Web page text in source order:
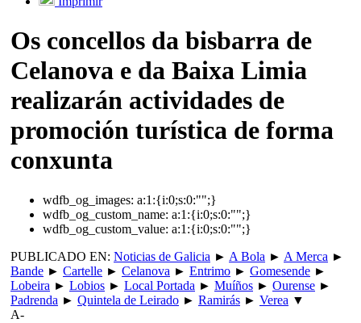
Os concellos da bisbarra de
Celanova e da Baixa Limia
realizarán actividades de
promoción turística de forma
conxunta
wdfb_og_images: a:1:{i:0;s:0:"";}
wdfb_og_custom_name: a:1:{i:0;s:0:"";}
wdfb_og_custom_value: a:1:{i:0;s:0:"";}
PUBLICADO EN: Noticias de Galicia ► A Bola ► A Merca ►
Bande ► Cartelle ► Celanova ► Entrimo ► Gomesende ►
Lobeira ► Lobios ► Local Portada ► Muíños ► Ourense ►
Padrenda ► Quintela de Leirado ► Ramirás ► Verea ▼
A-